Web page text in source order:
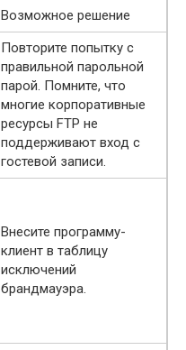
Возможное решение
Повторите попытку с
правильной парольной
парой. Помните, что
многие корпоративные
ресурсы FTP не
поддерживают вход с
гостевой записи.
Внесите программу-
клиент в таблицу
исключений
брандмауэра.